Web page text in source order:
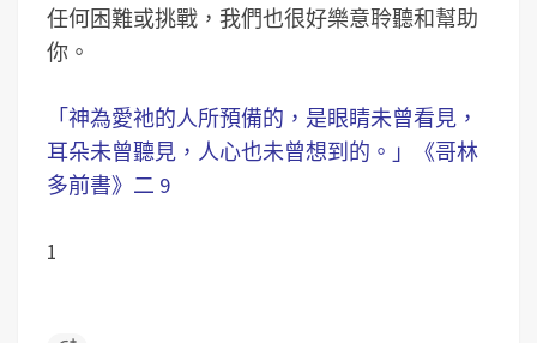
任何困難或挑戰，我們也很好樂意聆聽和幫助
你。
「神為愛祂的人所預備的，是眼睛未曾看見，
耳朵未曾聽見，人心也未曾想到的。」《哥林
多前書》二 9
1